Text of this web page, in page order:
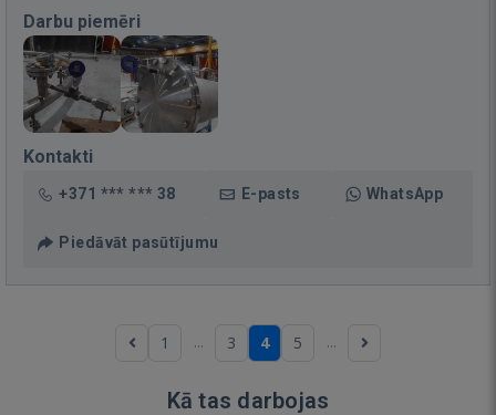
Darbu piemēri
Kontakti
+371 *** *** 38 E-pasts WhatsApp
Piedāvāt pasūtījumu
1 ... 3 4 5 ...
Kā tas darbojas